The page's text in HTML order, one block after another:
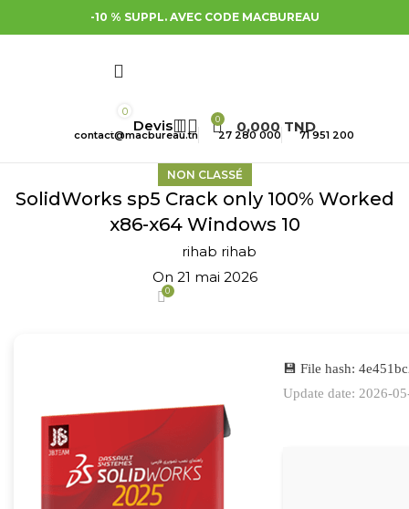
-10 % SUPPL. AVEC CODE MACBUREAU
0
0 0,000TND
contact@macbureau.tn 27 280 000 71 951 200
NON CLASSÉ
SolidWorks sp5 Crack only 100% Worked
x86-x64 Windows 10
rihab rihab
On 21 mai 2026
0
💾 File hash:
Update date: 2026-